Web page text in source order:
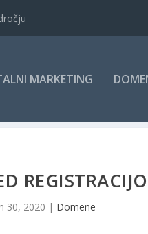
MARKETING
30, 2020 | Domene